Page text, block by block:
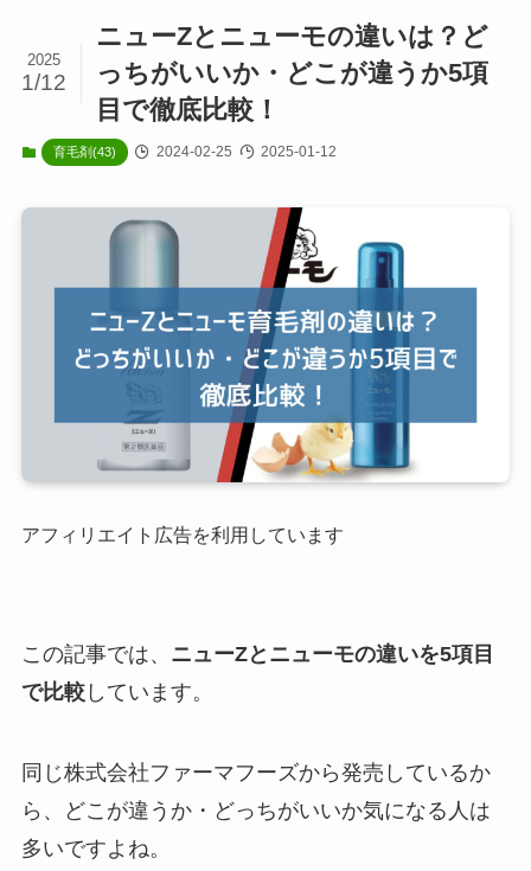
ニューZとニューモの違いは？ど
っちがいいか・どこが違うか5項
目で徹底比較！
2025
1/12
育毛剤(43) 2024-02-25 2025-01-12
アフィリエイト広告を利用しています
この記事では、 ニューZとニューモの違いを5項目
で比較しています。
同じ株式会社ファーマフーズから発売しているか
ら、どこが違うか・どっちがいいか気になる人は
多いですよね。